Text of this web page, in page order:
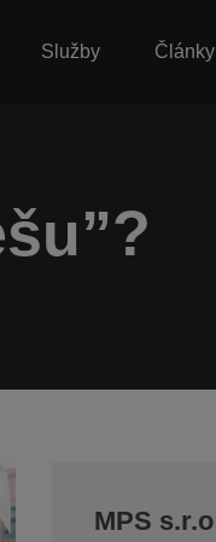
Služby Články
MPS s.r.o